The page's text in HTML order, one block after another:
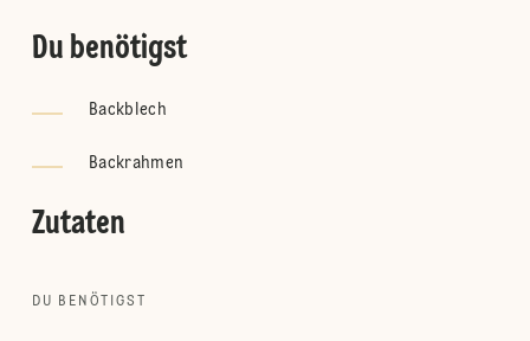
Du benötigst
Backblech
Backrahmen
Zutaten
DU BENÖTIGST